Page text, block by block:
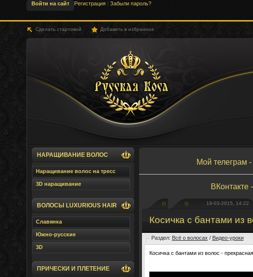
Войти на сайт Регистрация| Забыли пароль?
Сделать стартовой Добавить в избранное
SLHair.Ru - Русская Коса
НАРАЩИВАНИЕ ВОЛОС
Наращивание волос на тресс
3D наращивание
ВОЛОСЫ LUXURIOUS HAIR
Славянка
Южно-русские
3D
ПРИЧЕСКИ И ПЛЕТЕНИЕ
Мой
18-03-2015, 14:22
Косичка с бантами из
Раздел: Всё о волосах / Видео-уроки
Косичка с бантами из волос -